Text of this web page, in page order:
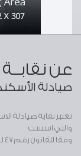
عن نقابــة
صيادلة
تعتبر نقابة صيادلة
والتي اسست
وفقا للقانون رقم 47 لسنة 1969